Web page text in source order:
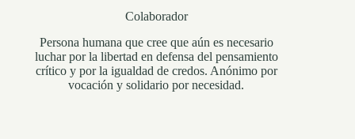
Colaborador
Persona humana que cree que aún es necesario
luchar por la libertad en defensa del pensamiento
crítico y por la igualdad de credos. Anónimo por
vocación y solidario por necesidad.